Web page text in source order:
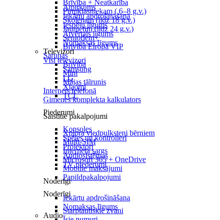
Brīvība + Neatkarība
Pirmklasniekam ( 6–8 g.v.)
Skolēnam (līdz 18 g.v.)
Jaunietim (līdz 24 g.v.)
Senioriem+
Brīvība Eiropā VIP
Sarunas
Brīvība
Mini
Mājas tālrunis
Internets telefonā
Ģimenes komplekta kalkulators
Saistītie pakalpojumi
Xplora viedpulksteņi bērniem
Multi-SIM
Interneta sargs
Microsoft 365 + OneDrive
Mobilie maksājumi
Papildpakalpojumi
Noderīgi
Starptautiskie zvani
Atpirkums
Iekārtu apdrošināšana
Iespēju līgums
Atvērtais līgums
Nomaksas līgums
Televizori
Visi televizori
Samsung
LG
Xiaomi
TCL
Piederumi
Konsoles
Spēles un kontrolieri
Projektori
Audiosistēmas
TV piederumi
Noderīgi
Iekārtu apdrošināšana
Nomaksas līgums
Audio